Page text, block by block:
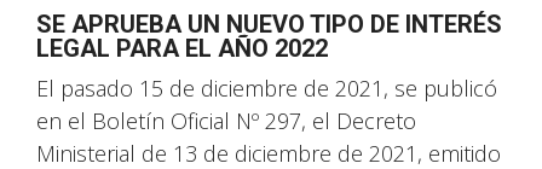
SE APRUEBA UN NUEVO TIPO DE INTERÉS
LEGAL PARA EL AÑO 2022
El pasado 15 de diciembre de 2021, se publicó
en el Boletín Oficial Nº 297, el Decreto
Ministerial de 13 de diciembre de 2021, emitido